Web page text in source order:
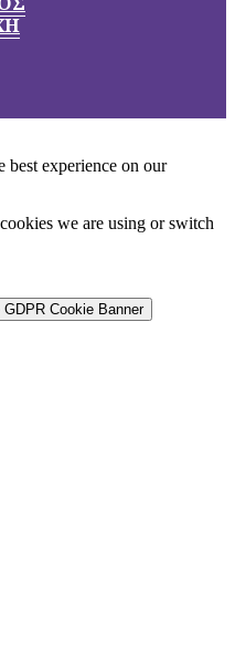
best experience on our
we are using or switch
GDPR Cookie Banner